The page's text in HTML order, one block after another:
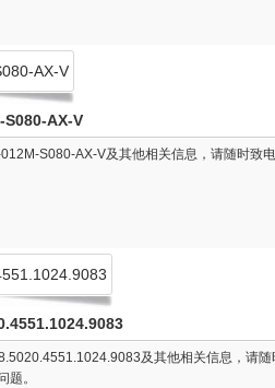
S080-AX-V
S080-AX-V及其他相关信息，请随时致
及其他相关信息，请随
题。